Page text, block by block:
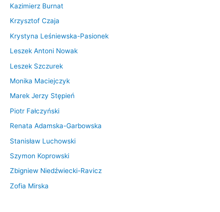
Kazimierz Burnat
Krzysztof Czaja
Krystyna Leśniewska-Pasionek
Leszek Antoni Nowak
Leszek Szczurek
Monika Maciejczyk
Marek Jerzy Stępień
Piotr Fałczyński
Renata Adamska-Garbowska
Stanisław Luchowski
Szymon Koprowski
Zbigniew Niedźwiecki-Ravicz
Zofia Mirska